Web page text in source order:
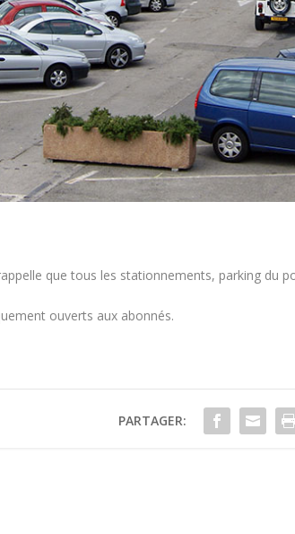
que tous les stationnements, parking du
ouverts aux abonnés.
PARTAGER: